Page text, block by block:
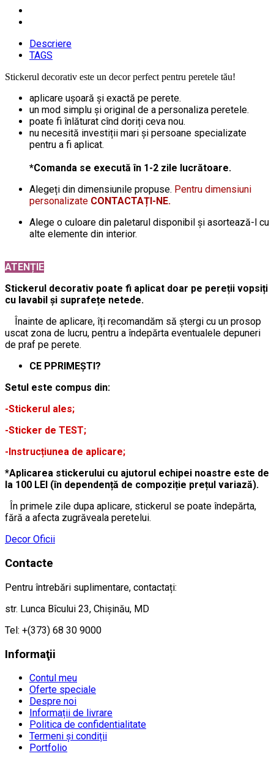
Descriere
TAGS
Stickerul decorativ este un decor perfect pentru peretele tău!
aplicare ușoară și exactă pe perete.
un mod simplu și original de a personaliza peretele.
poate fi înlăturat cînd doriți ceva nou.
nu necesită investiții mari și persoane specializate
pentru a fi aplicat.
*Comanda se execută în 1-2 zile lucrătoare.
Alegeți din dimensiunile propuse. Pentru dimensiuni
personalizate CONTACTAȚI-NE.
Alege o culoare din paletarul disponibil și asortează-l cu
alte elemente din interior.
ATENȚIE
Stickerul decorativ poate fi aplicat doar pe pereții vopsiți
cu lavabil și suprafețe netede.
Înainte de aplicare, îți recomandăm să ștergi cu un prosop
uscat zona de lucru, pentru a îndepărta eventualele depuneri
de praf pe perete.
CE PPRIMEȘTI?
Setul este compus din:
-Stickerul ales;
-Sticker de TEST;
-Instrucțiunea de aplicare;
*Aplicarea stickerului cu ajutorul echipei noastre este de
la 100 LEI (în dependență de compoziție prețul variază).
În primele zile dupa aplicare, stickerul se poate îndepărta,
fără a afecta zugrăveala peretelui.
Decor Oficii
Contacte
Pentru întrebări suplimentare, contactați:
str. Lunca Bîcului 23, Chișinău, MD
Tel: +(373) 68 30 9000
Informaţii
Contul meu
Oferte speciale
Despre noi
Informații de livrare
Politica de confidentialitate
Termeni și condiții
Portfolio